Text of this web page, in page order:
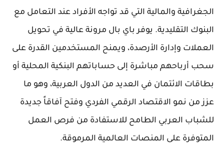
الجغرافية والمالية التي قد تواجه الأفراد عند التعامل مع
البنوك التقليدية. يوفر باي بال مرونة عالية في تحويل
العملات وإدارة الأرصدة، ويمنح المستخدمين القدرة على
سحب أرباحهم مباشرة إلى حساباتهم البنكية المحلية أو
بطاقات الائتمان في العديد من الدول العربية، وهو ما
عزز من نمو الاقتصاد الرقمي الفردي وفتح آفاقاً جديدة
للشباب العربي الطامح للاستفادة من فرص العمل
المتوفرة على المنصات العالمية المرموقة.